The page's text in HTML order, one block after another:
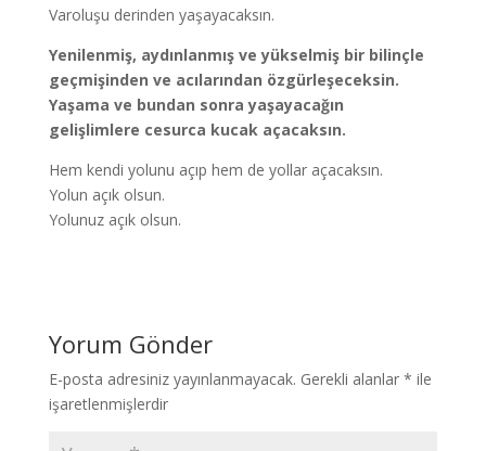
Varoluşu derinden yaşayacaksın.
Yenilenmiş, aydınlanmış ve yükselmiş bir bilinçle
geçmişinden ve acılarından özgürleşeceksin.
Yaşama ve bundan sonra yaşayacağın
gelişlimlere cesurca kucak açacaksın.
Hem kendi yolunu açıp hem de yollar açacaksın.
Yolun açık olsun.
Yolunuz açık olsun.
Yorum Gönder
E-posta adresiniz yayınlanmayacak. Gerekli alanlar * ile
işaretlenmişlerdir